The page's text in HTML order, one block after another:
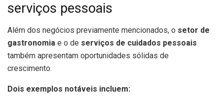
serviços pessoais
Além dos negócios previamente mencionados, o setor de
gastronomia e o de serviços de cuidados pessoais
também apresentam oportunidades sólidas de
crescimento.
Dois exemplos notáveis incluem: